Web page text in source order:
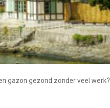
gazon gezond zonder veel werk?